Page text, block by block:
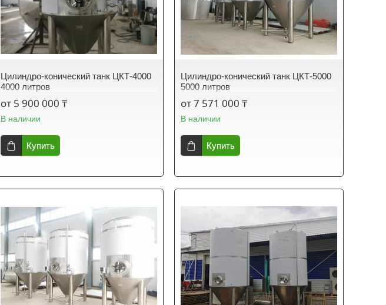
Цилиндро-конический танк ЦКТ-4000
4000 литров
от 5 900 000 ₸
В наличии
Купить
Цилиндро-конический танк ЦКТ-5000
5000 литров
от 7 571 000 ₸
В наличии
Купить